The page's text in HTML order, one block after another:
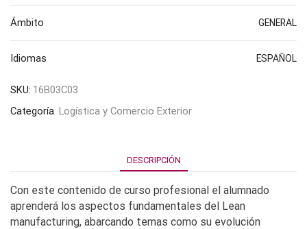
Ámbito GENERAL
Idiomas ESPAÑOL
SKU: 16B03C03
Categoría Logística y Comercio Exterior
DESCRIPCIÓN
Con este contenido de curso profesional el alumnado
aprenderá los aspectos fundamentales del Lean
manufacturing, abarcando temas como su evolución